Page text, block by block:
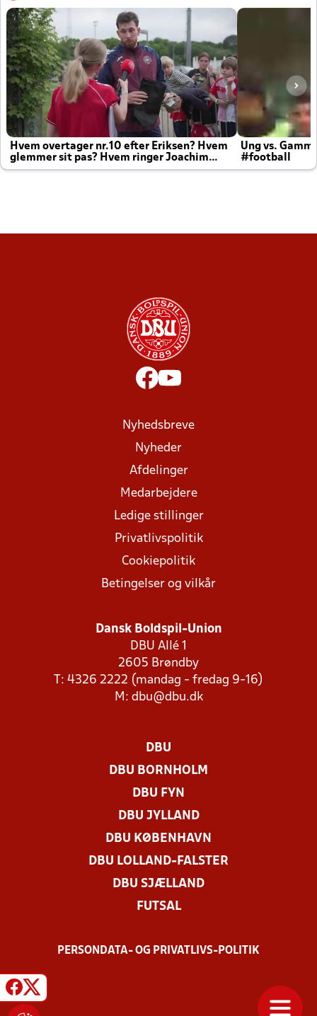
Hvem overtager nr.10 efter Eriksen? Hvem
glemmer sit pas? Hvem ringer Joachim
altid til efter kampe?
Ung vs.
#football
Nyhedsbreve
Nyheder
Afdelinger
Medarbejdere
Ledige stillinger
Privatlivspolitik
Cookiepolitik
Betingelser og vilkår
Dansk Boldspil-Union
DBU Allé 1
2605 Brøndby
T: 4326 2222 (mandag - fredag 9-16)
M: dbu@dbu.dk
DBU
DBU BORNHOLM
DBU FYN
DBU JYLLAND
DBU KØBENHAVN
DBU LOLLAND-FALSTER
DBU SJÆLLAND
FUTSAL
PERSONDATA- OG PRIVATLIVS-POLITIK